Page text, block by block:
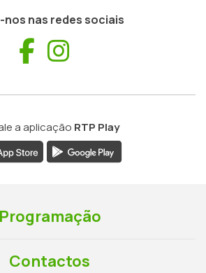
nos nas redes sociais
Facebook
a aplicação RTP Play
Programação
Contactos